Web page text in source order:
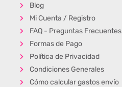
Blog
Mi Cuenta / Registro
FAQ - Preguntas Frecuentes
Formas de Pago
Política de Privacidad
Condiciones Generales
Cómo calcular gastos envío